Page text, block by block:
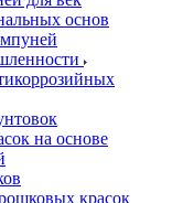
основ
на основе
красок